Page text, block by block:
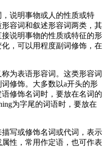
说明事物或人的性质或特
容词和叙述形容词两类，其
说明事物的性质或特征的形
，可以用程度副词修饰，在
为表语形容词。这类形容词
修饰。大多数以a开头的形
修饰名词时，要放在名词的
为字尾的词语时，要放在
写或修饰名词或代词，表示
性，常用作定语，也可作表